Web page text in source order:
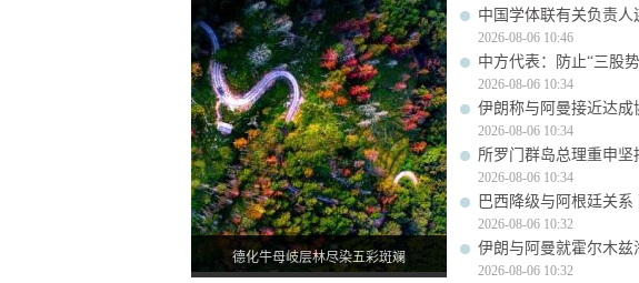
德化牛母岐层林尽染五彩斑斓
中国学体联有关负责
2026-08-06 10:46
中方代表：防止“三股
2026-08-06 10:34
伊朗称与阿曼接近达成
2026-08-06 10:34
所罗门群岛总理重申坚
2026-08-06 10:34
巴西降级与阿根廷关
2026-08-06 10:32
伊朗与阿曼就霍尔木
2026-08-06 10:32